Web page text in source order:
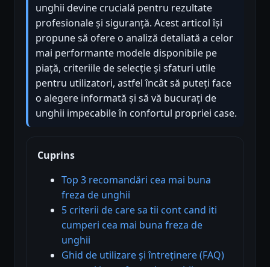
unghii devine crucială pentru rezultate
profesionale și siguranță. Acest articol își
propune să ofere o analiză detaliată a celor
mai performante modele disponibile pe
piață, criteriile de selecție și sfaturi utile
pentru utilizatori, astfel încât să puteți face
o alegere informată și să vă bucurați de
unghii impecabile în confortul propriei case.
Cuprins
Top 3 recomandări cea mai buna
freza de unghii
5 criterii de care sa tii cont cand iti
cumperi cea mai buna freza de
unghii
Ghid de utilizare și întreținere (FAQ)